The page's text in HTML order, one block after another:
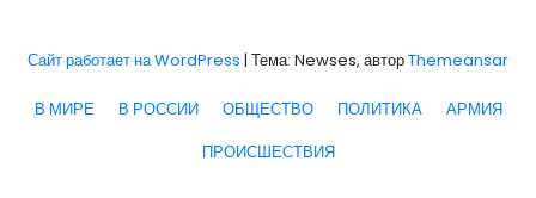
Сайт работает на WordPress | Тема: Newses, авторThemeansar
В МИРЕ В РОССИИ ОБЩЕСТВО ПОЛИТИКА
АРМИЯ
ПРОИСШЕСТВИЯ